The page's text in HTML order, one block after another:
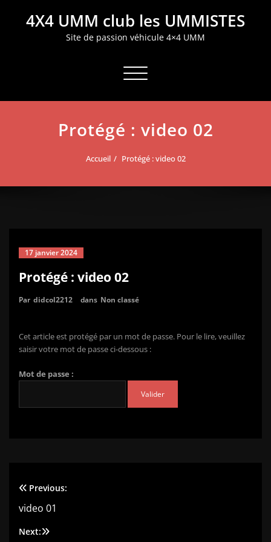
4X4 UMM club les UMMISTES
Site de passion véhicule 4×4 UMM
Afficher/masquer la navigation
Protégé : video 02
Accueil Protégé : video 02
17 janvier 2024
Protégé : video 02
Par didcol2212 dans Non classé
Cet article est protégé par un mot de passe. Pour le lire, veuillez
saisir votre mot de passe ci-dessous :
Mot de passe :
Navigation
de
Previous:
video 01
Next: